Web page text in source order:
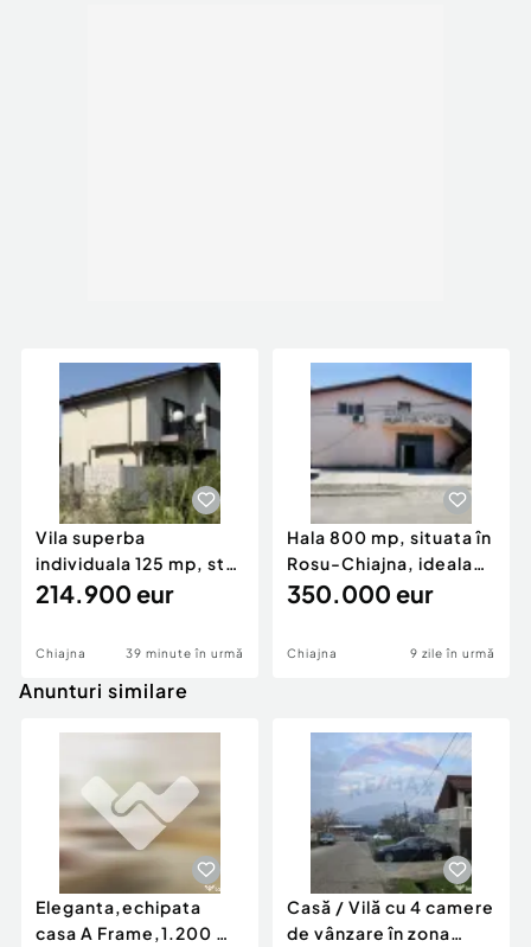
ESTATE!
O proprietate eleganta, luminoasa si
impunatoare, creata pentru cei care apreciaza
calitatea, intimitatea si confortul autentic.
Id intern: P270369
Număr niveluri imobil:
Număr Băi:3
Curent
Canalizare
Vila superba
individuala 125 mp, str
Sperantei, Chiajna, Del
214.900 eur
Chiajna 39 minute în urmă
Hala 800 mp, situata în
Rosu-Chiajna, ideala
productie, dep
350.000 eur
Chiajna 9 zile în urmă
Anunturi similare
Eleganta,echipata
casa A Frame,1.200 mp
Casă / Vilă cu 4 camere
de vânzare în zona